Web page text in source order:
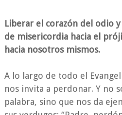
Liberar el corazón del odio
de misericordia hacia el
hacia nosotros mismos.
A lo largo de todo el
nos invita a perdonar. Y no
palabra, sino que nos da